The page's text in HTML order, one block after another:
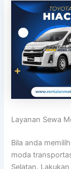
Layanan Sewa
Bila anda
moda
Selatan.